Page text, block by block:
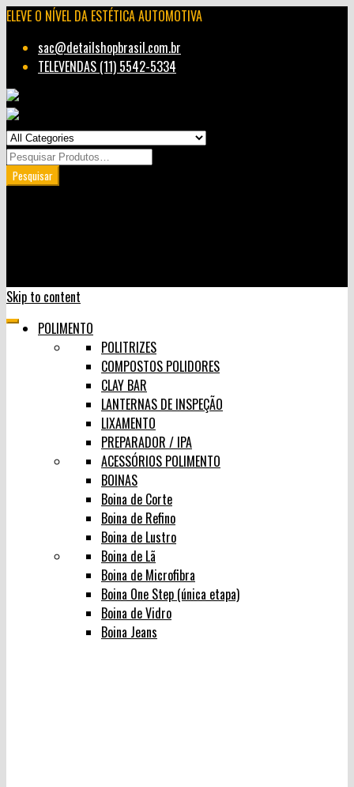
ELEVE O NÍVEL DA ESTÉTICA AUTOMOTIVA
sac@detailshopbrasil.com.br
TELEVENDAS (11) 5542-5334
Skip to content
POLIMENTO
POLITRIZES
COMPOSTOS POLIDORES
CLAY BAR
LANTERNAS DE INSPEÇÃO
LIXAMENTO
PREPARADOR / IPA
ACESSÓRIOS POLIMENTO
BOINAS
Boina de Corte
Boina de Refino
Boina de Lustro
Boina de Lã
Boina de Microfibra
Boina One Step (única etapa)
Boina de Vidro
Boina Jeans